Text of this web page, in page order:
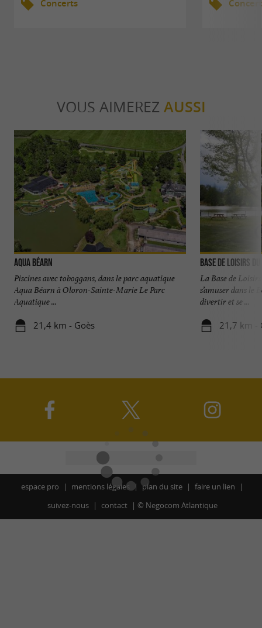
Concerts
VOUS AIMEREZ AUSSI
Aqua Béarn
Piscines avec toboggans, dans le parc aquatique
Aqua Béarn à Oloron-Sainte-Marie Le Parc
Aquatique ...
21,4 km - Goès
Base de Loisirs du
La Base de
s’amuser dans le
divertir et se ...
21,7 km -
espace pro mentions légales plan du site
faire un lien
suivez-nous
contact © Negocom Atlantique